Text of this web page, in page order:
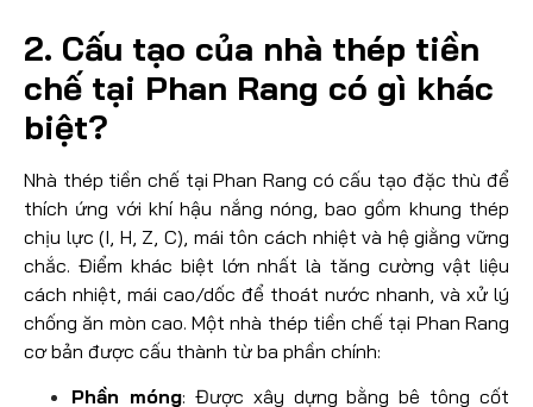
2. Cấu tạo của nhà thép tiền
chế tại Phan Rang có gì khác
biệt?
Nhà thép tiền chế tại Phan Rang có cấu tạo đặc thù để
thích ứng với khí hậu nắng nóng, bao gồm khung thép
chịu lực (I, H, Z, C), mái tôn cách nhiệt và hệ giằng vững
chắc. Điểm khác biệt lớn nhất là tăng cường vật liệu
cách nhiệt, mái cao/dốc để thoát nước nhanh, và xử lý
chống ăn mòn cao. Một nhà thép tiền chế tại Phan Rang
cơ bản được cấu thành từ ba phần chính:
Phần móng: Được xây dựng bằng bê tông cốt